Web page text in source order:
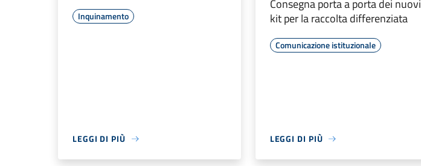
Inquinamento
LEGGI DI PIÙ
Consegna porta a porta dei nuovi
kit per la raccolta differenziata
Comunicazione istituzionale
LEGGI DI PIÙ